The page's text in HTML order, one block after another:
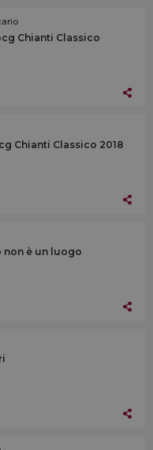
Chianti Classico
Chianti Classico 2018
non è un luogo